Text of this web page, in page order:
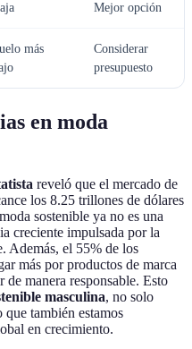
Mejor opción
más
Considerar
presupuesto
en moda
reveló que el mercado de
los 8.25 trillones de dólares
sostenible ya no es una
creciente impulsada por la
Además, el 55% de los
más por productos de marca
manera responsable. Esto
masculina, no solo
también estamos
en crecimiento.